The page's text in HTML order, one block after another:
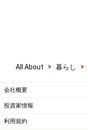
All About > 暮らし >
会社概要
投資家情報
利用規約